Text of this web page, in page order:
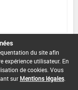
du site afin
expérience utilisateur. En
de cookies. Vous
sur Mentions légales